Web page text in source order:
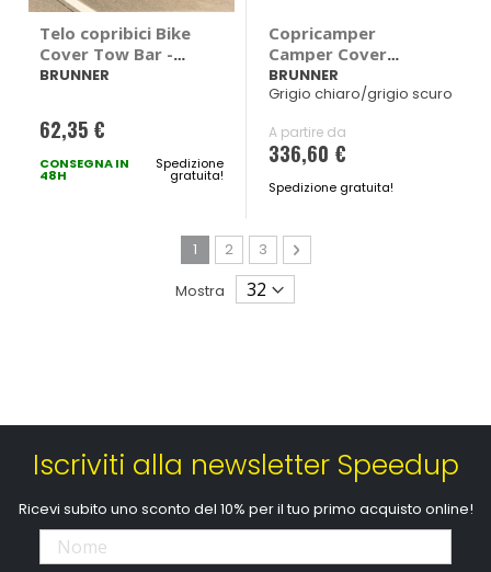
Telo copribici Bike
Cover Tow Bar -
BRUNNER
BRUNNER
62,35 €
CONSEGNA IN
48H
Spedizione
gratuita!
Copricamper
Camper Cover
Design 12M
BRUNNER
Grigio chiaro/grigio scuro
A partire da
336,60 €
Spedizione gratuita!
Pagina
Attualmente stai leggendo la pagina
1 Pagina
2 Pagina
3 Pagina
Avanti
Mostra
Iscriviti alla newsletter Speedup
Ricevi subito uno sconto del 10% per il tuo primo acquisto online!